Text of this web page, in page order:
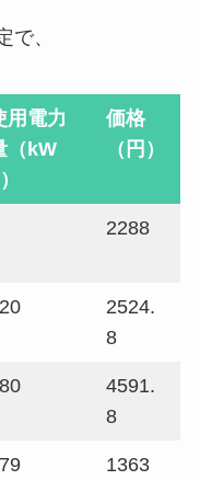
で、
用電力
（kW
価格
（円）
2288
2524.
8
4591.
8
1363